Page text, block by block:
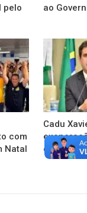
pelo
ao
com
Natal
Cadu
disputar